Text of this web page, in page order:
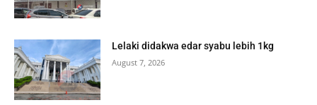
Lelaki didakwa edar syabu lebih 1kg
August 7, 2026